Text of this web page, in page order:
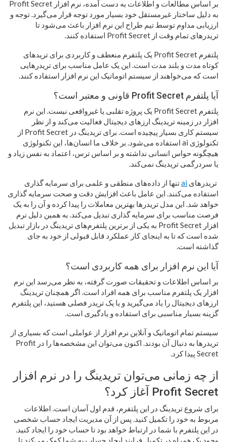
بر اساس مطالعات و اطلاعات به دست آمده، نرم افزار Profit Secret
به دلیل ساختار غیرمستقل خود بسیار مورد توجه قرار می‌گیرد. توجه و
ارزیابی مداوم توسط تیم طراح این نرم افزار باعث می‌شود تا
تریدرهای تمام وقت از Profit Secret استفاده کنند.
پلتفرم Profit Secret یک پلتفرم منعطف و کاربردی برای تریدهای
کوتاه مدت و بلند مدت است. این یک عامل مناسب برای تریدرهایی
است که می‌خواهند از سیستم اتوماتیک این نرم افزار استفاده کنند.
آیا پلتفرم Profit Secret قاونی و معتبر است؟
پلتفرم Profit Secret یک پروژه تقلبی یا غیرواقعی نیست. این نرم
افزار در زمینه تریدینگ ارزهای دیجیتال فعالیت می‌کند و از نظر
سیستم کاری بسیار پیچیده است. برای تریدینگ در Profit Secret از
تکنولوژی ai استفاده می‌شود. بر خلاف ما انسان‌ها، این تکنولوژی
هیچگونه حواس انسانی نداشته و بر اساس ترس، اعتماد به نفس زیاد و
یا سردرگمی تریدینگ نمی‌کند.
تریدرهای aiتنها از داده‌های منطقی و علمی برای سرمایه گذاری
استفاده می‌کنند. این عامل باعث افزایش دقت و صحت سرمایه گذاری
خواهد شد. این مدل تریدرها بهترین معاملات را پیدا کرده و آن را به یک
فرصت مناسب برای سرمایه گذاری تبدیل می‌کند. به همین دلیل نرم
افزار Profit Secret به یکی از برترین پلتفرم‌های تریدینگ در بازار تبدیل
شده است که تا به اینجای کار عملکرد قابل قبولی از خود به جای
گذاشته است.
آیا این نرم افزار برای همه کاربردی است؟
بر اساس اطلاعات و تحقیقات صورت گرفته، به نظر می‌رسد این نرم
افزار یک پلتفرم مناسب برای همه افراد است. اگر همچنان تریدینگ
ارزهای دیجیتال را یاد می‌گیرید و یا یک تریدر فصلی هستید، این پلتفرم
گزینه بسیار مناسبی برای استفاده و یادگیری است.
سیستم تمام اتوماتیک و آنلاین نرم افزار از عواملی است که بسیاری از
تریدرها به دنبال آن بودند. اکنون می‌توان این مشخصه‌ها را در Profit
Secret پیدا کرد.
از چه زمانی می‌توان تریدینگ را در نرم افزار
Profit Secret آغاز کرد؟
برای شروع تریدینگ در این پلتفرم، قدم اول آسان است. اطلاعات
مربوط به خود را تکمیل کنید. پس از آن مدیریت ایجاد حساب شخصی
در این پلتفرم با شما در ارتباط خواهد بود تا حساب خود را ایجاد کنید.
وجود یک همراه در تکمیل فرایند ایجاد حساب به شما کمک می‌کند تا